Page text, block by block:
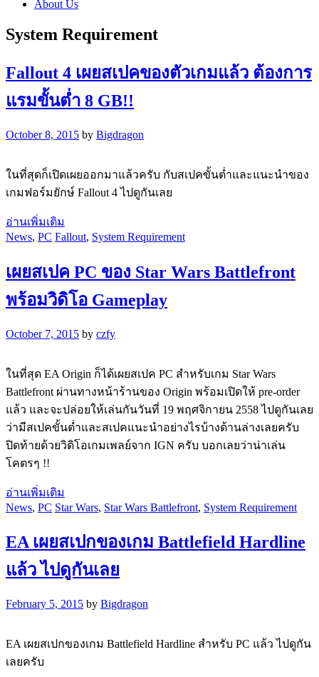
About Us
System Requirement
Fallout 4 เผยสเปคของตัวเกมแล้ว ต้องการ
แรมขั้นต่ำ 8 GB!!
October 8, 2015 by Bigdragon
ในที่สุดก็เปิดเผยออกมาแล้วครับ กับสเปคขั้นต่ำและแนะนำของ
เกมฟอร์มยักษ์ Fallout 4 ไปดูกันเลย
อ่านเพิ่มเติม
News, PC Fallout, System Requirement
เผยสเปค PC ของ Star Wars Battlefront
พร้อมวิดิโอ Gameplay
October 7, 2015 by czfy
ในที่สุด EA Origin ก็ได้เผยสเปค PC สำหรับเกม Star Wars
Battlefront ผ่านทางหน้าร้านของ Origin พร้อมเปิดให้ pre-order
แล้ว และจะปล่อยให้เล่นกันวันที่ 19 พฤศจิกายน 2558 ไปดูกันเลย
ว่ามีสเปคขั้นต่ำและสเปคแนะนำอย่างไรบ้างด้านล่างเลยครับ
ปิดท้ายด้วยวิดิโอเกมเพลย์จาก IGN ครับ บอกเลยว่าน่าเล่น
โคตรๆ !!
อ่านเพิ่มเติม
News, PC Star Wars, Star Wars Battlefront, System Requirement
EA เผยสเปกของเกม Battlefield Hardline
แล้ว ไปดูกันเลย
February 5, 2015 by Bigdragon
EA เผยสเปกของเกม Battlefield Hardline สำหรับ PC แล้ว ไปดูกัน
เลยครับ